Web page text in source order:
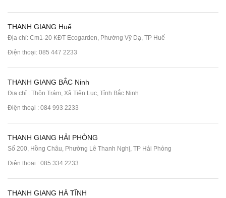
THANH GIANG Huế
Địa chỉ: Cm1-20 KĐT Ecogarden, Phường Vỹ Dạ, TP Huế
Điện thoại: 085 447 2233
THANH GIANG BẮC Ninh
Địa chỉ : Thôn Trám, Xã Tiên Lục, Tỉnh Bắc Ninh
Điện thoại : 084 993 2233
THANH GIANG HẢI PHÒNG
Số 200, Hồng Châu, Phường Lê Thanh Nghị, TP Hải Phòng
Điện thoại : 085 334 2233
THANH GIANG HÀ TĨNH